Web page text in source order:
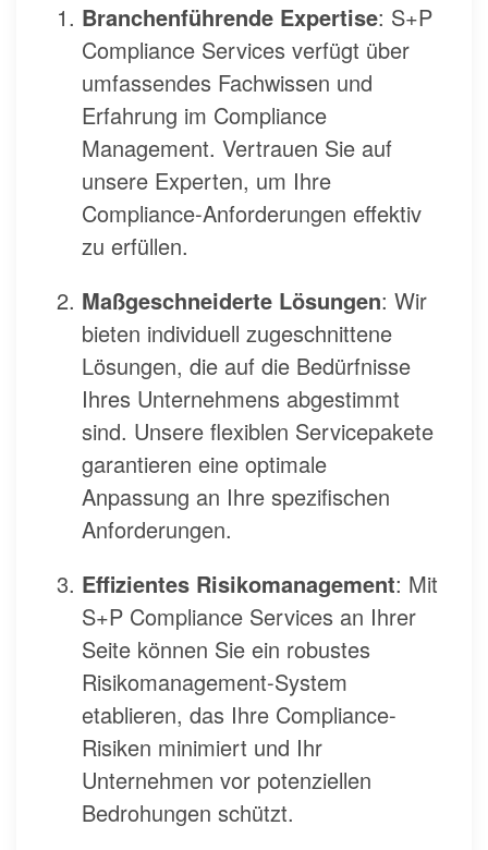
Branchenführende Expertise: S+P
Compliance Services verfügt über
umfassendes Fachwissen und
Erfahrung im Compliance
Management. Vertrauen Sie auf
unsere Experten, um Ihre
Compliance-Anforderungen effektiv
zu erfüllen.
Maßgeschneiderte Lösungen: Wir
bieten individuell zugeschnittene
Lösungen, die auf die Bedürfnisse
Ihres Unternehmens abgestimmt
sind. Unsere flexiblen Servicepakete
garantieren eine optimale
Anpassung an Ihre spezifischen
Anforderungen.
Effizientes Risikomanagement: Mit
S+P Compliance Services an Ihrer
Seite können Sie ein robustes
Risikomanagement-System
etablieren, das Ihre Compliance-
Risiken minimiert und Ihr
Unternehmen vor potenziellen
Bedrohungen schützt.